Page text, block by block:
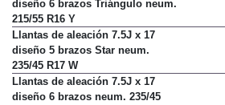
diseño 6 brazos Triángulo neum.
215/55 R16 Y
Llantas de aleación 7.5J x 17
diseño 5 brazos Star neum.
235/45 R17 W
Llantas de aleación 7.5J x 17
diseño 6 brazos neum. 235/45